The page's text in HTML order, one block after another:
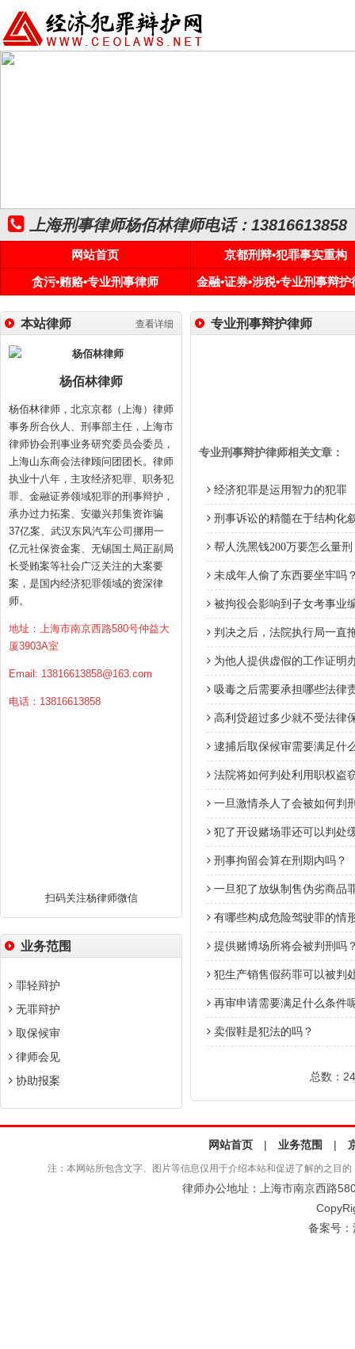
上海刑事律师杨佰林律师电话：13816613858
网站首页
京都刑辩•犯罪事实重构
贪污•贿赂•专业刑事律师
金融•证券•涉税•专业刑事辩护
查看详细
本站律师
杨佰林律师
杨佰林律师，北京京都（上海）律师
事务所合伙人、刑事部主任，上海市
律师协会刑事业务研究委员会委员，
上海山东商会法律顾问团团长。律师
执业十八年，主攻经济犯罪、职务犯
罪、金融证券领域犯罪的刑事辩护，
承办过力拓案、安徽兴邦集资诈骗
37亿案、武汉东风汽车公司挪用一
亿元社保资金案、无锡国土局正副局
长受贿案等社会广泛关注的大案要
案，是国内经济犯罪领域的资深律
师。
地址：上海市南京西路580号仲益大
厦3903A室
Email: 13816613858@163.com
电话：13816613858
扫码关注杨律师微信
业务范围
罪轻辩护
无罪辩护
取保候审
律师会见
协助报案
专业刑事辩护律师
专业刑事辩护律师相关文章：
经济犯罪是运用智力的犯罪
刑事诉讼的精髓在于结构化
帮人洗黑钱200万要怎么量刑
未成年人偷了东西要坐牢吗
被拘役会影响到子女考事业
判决之后，法院执行局一直
为他人提供虚假的工作证明
吸毒之后需要承担哪些法律
高利贷超过多少就不受法律
逮捕后取保候审需要满足什
法院将如何判处利用职权盗
一旦激情杀人了会被如何判
犯了开设赌场罪还可以判处
刑事拘留会算在刑期内吗？
一旦犯了放纵制售伪劣商品
有哪些构成危险驾驶罪的情
提供赌博场所将会被判刑吗
犯生产销售假药罪可以被判
再审申请需要满足什么条件
卖假鞋是犯法的吗？
总数：
网站首页 | 业务范围 |
注：本网站所包含文字、图片等信息仅用于介绍本站和促进了解的之目
律师办公地址：上海市南京西路
备案号：